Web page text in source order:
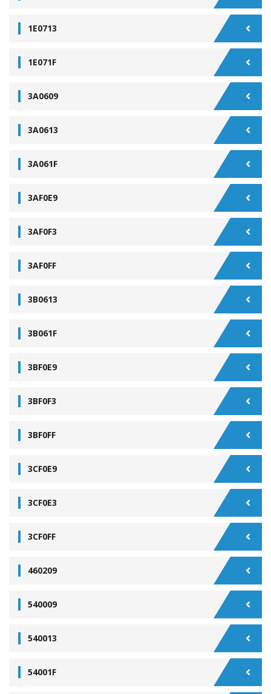
1E0713
1E071F
3A0609
3A0613
3A061F
3AF0E9
3AF0F3
3AF0FF
3B0613
3B061F
3BF0E9
3BF0F3
3BF0FF
3CF0E9
3CF0E3
3CF0FF
460209
540009
540013
54001F